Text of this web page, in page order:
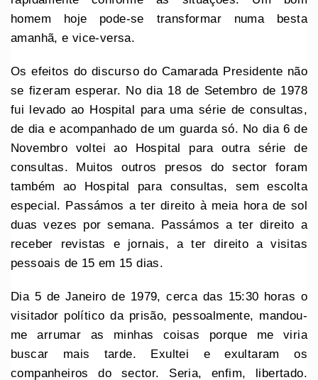
homem hoje pode-se transformar numa besta
amanhã, e vice-versa.
Os efeitos do discurso do Camarada Presidente não
se fizeram esperar. No dia 18 de Setembro de 1978
fui levado ao Hospital para uma série de consultas,
de dia e acompanhado de um guarda só. No dia 6 de
Novembro voltei ao Hospital para outra série de
consultas. Muitos outros presos do sector foram
também ao Hospital para consultas, sem escolta
especial. Passámos a ter direito à meia hora de sol
duas vezes por semana. Passámos a ter direito a
receber revistas e jornais, a ter direito a visitas
pessoais de 15 em 15 dias.
Dia 5 de Janeiro de 1979, cerca das 15:30 horas o
visitador político da prisão, pessoalmente, mandou-
me arrumar as minhas coisas porque me viria
buscar mais tarde. Exultei e exultaram os
companheiros do sector. Seria, enfim, libertado.